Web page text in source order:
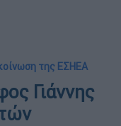
της ΕΣΗΕΑ
Γιάννης